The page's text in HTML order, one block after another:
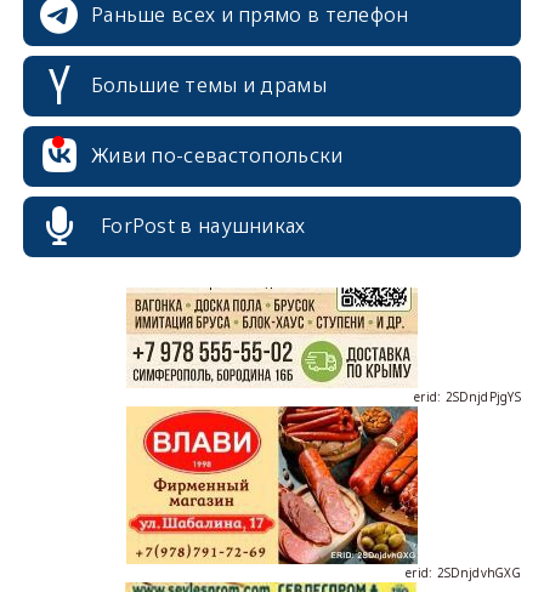
Раньше всех и прямо в телефон
Большие темы и драмы
Живи по-севастопольски
ForPost в наушниках
erid: 2SDnjdvhGXG